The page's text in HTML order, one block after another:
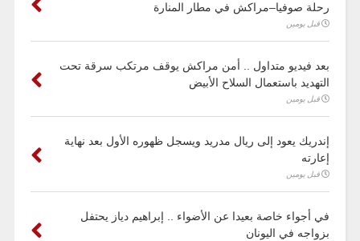
رحلة صوفيا–مراكش في مطار المنارة
قبل يومين
بعد فيديو متداول .. أمن مراكش يوقف مرتكب سرقة تحت
التهديد باستعمال السلاح الأبيض
قبل يومين
إندريك يعود إلى ريال مدريد ويسجل ظهوره الأول بعد نهاية
إعارته
قبل يومين
في أجواء خاصة بعيدا عن الأضواء .. إبراهيم دياز يحتفل
بزواجه في اليونان